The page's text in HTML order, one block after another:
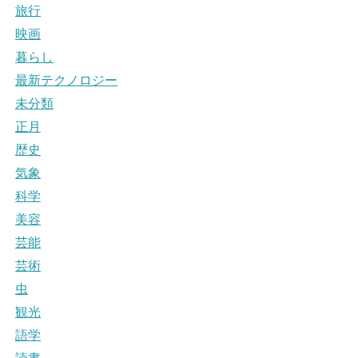
旅行
映画
暮らし
最新テクノロジー
未分類
正月
歴史
気象
科学
美容
芸能
芸術
虫
観光
語学